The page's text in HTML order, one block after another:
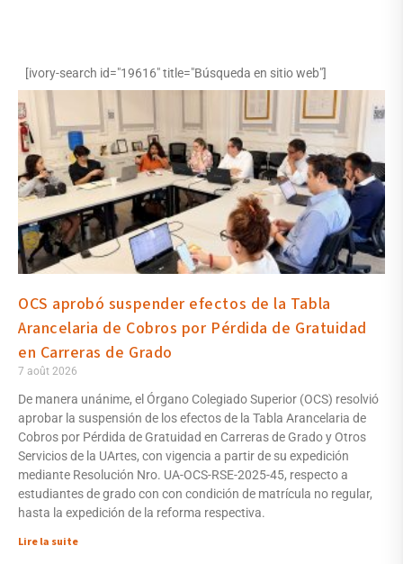
[ivory-search id="19616" title="Búsqueda en sitio web"]
OCS aprobó suspender efectos de la Tabla
Arancelaria de Cobros por Pérdida de Gratuidad
en Carreras de Grado
7 août 2026
De manera unánime, el Órgano Colegiado Superior (OCS) resolvió
aprobar la suspensión de los efectos de la Tabla Arancelaria de
Cobros por Pérdida de Gratuidad en Carreras de Grado y Otros
Servicios de la UArtes, con vigencia a partir de su expedición
mediante Resolución Nro. UA-OCS-RSE-2025-45, respecto a
estudiantes de grado con con condición de matrícula no regular,
hasta la expedición de la reforma respectiva.
Lire la suite